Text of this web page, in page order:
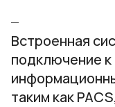
Встроенная
подключение к
таким как